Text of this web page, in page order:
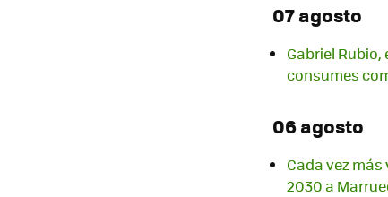
07 agosto
Gabriel
consumes
06 agosto
Cada vez
2030 a